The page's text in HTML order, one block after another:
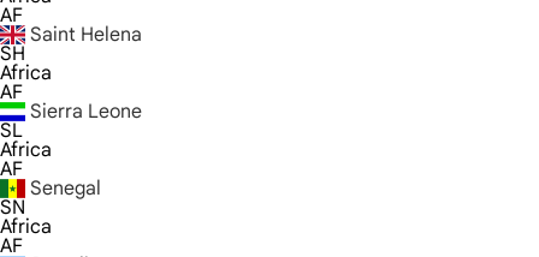
AF
Saint Helena
SH
Africa
AF
Sierra Leone
SL
Africa
AF
Senegal
SN
Africa
AF